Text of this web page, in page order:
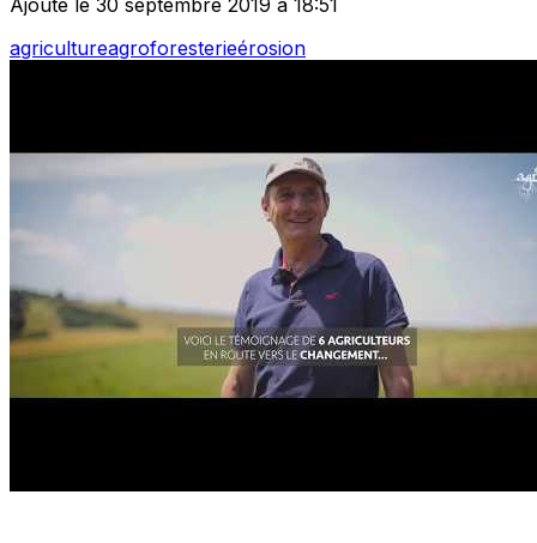
Ajouté le 30 septembre 2019 à 18:51
agricultureagroforesterieérosion